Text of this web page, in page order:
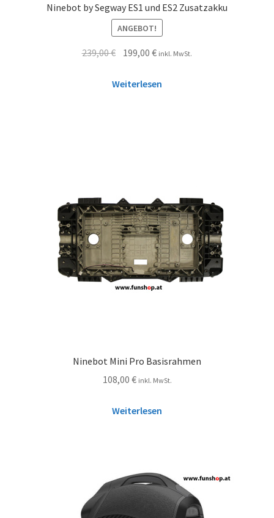
Ninebot by Segway ES1 und ES2 Zusatzakku
ANGEBOT!
239,00€ 199,00€ inkl. MwSt.
Weiterlesen
Ninebot Mini Pro Basisrahmen
108,00 € inkl. MwSt.
Weiterlesen